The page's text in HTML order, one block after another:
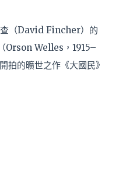
（David Fincher）的
Orson Welles，1915–
拍的曠世之作《大國民》